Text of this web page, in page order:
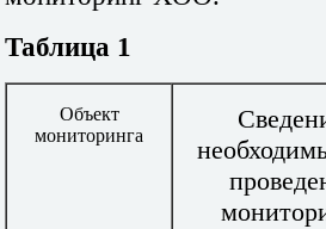
Таблица 1
Объект
мониторинга